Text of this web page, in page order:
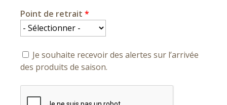
Point de retrait *
Je souhaite recevoir des alertes sur l’arrivée
des produits de saison.